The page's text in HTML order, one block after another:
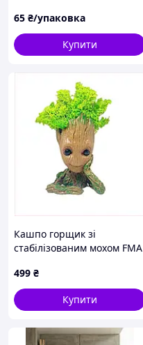
65 ₴/упаковка
Купити
Кашпо горщик зі
стабілізованим мохом FMA
Бежевий (2417687619)
883H938K3
499 ₴
Купити